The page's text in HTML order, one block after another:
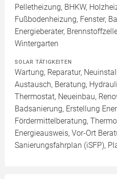
Pelletheizung, BHKW,
Fußbodenheizung, Fenster,
Energieberater,
Wintergarten
SOLAR TÄTIGKEITEN
Wartung, Reparatur,
Austausch, Beratung,
Thermostat, Neueinbau,
Badsanierung, Erstellung
Fördermittelberatung,
Energieausweis, Vor-Ort
Sanierungsfahrplan (iSFP),